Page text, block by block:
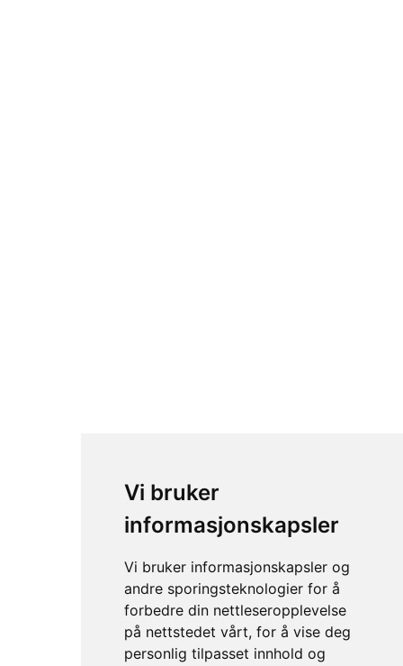
Vi bruker
informasjonskapsler
Vi bruker informasjonskapsler og
andre sporingsteknologier for å
forbedre din nettleseropplevelse
på nettstedet vårt, for å vise deg
personlig tilpasset innhold og